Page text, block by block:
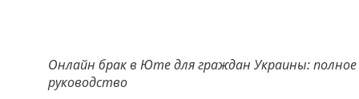
Онлайн брак в Юте для граждан Украины: полное
руководство